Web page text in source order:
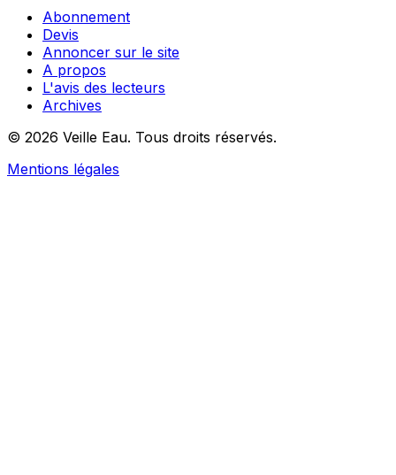
Abonnement
Devis
Annoncer sur le site
A propos
L'avis des lecteurs
Archives
© 2026 Veille Eau. Tous droits réservés.
Mentions légales